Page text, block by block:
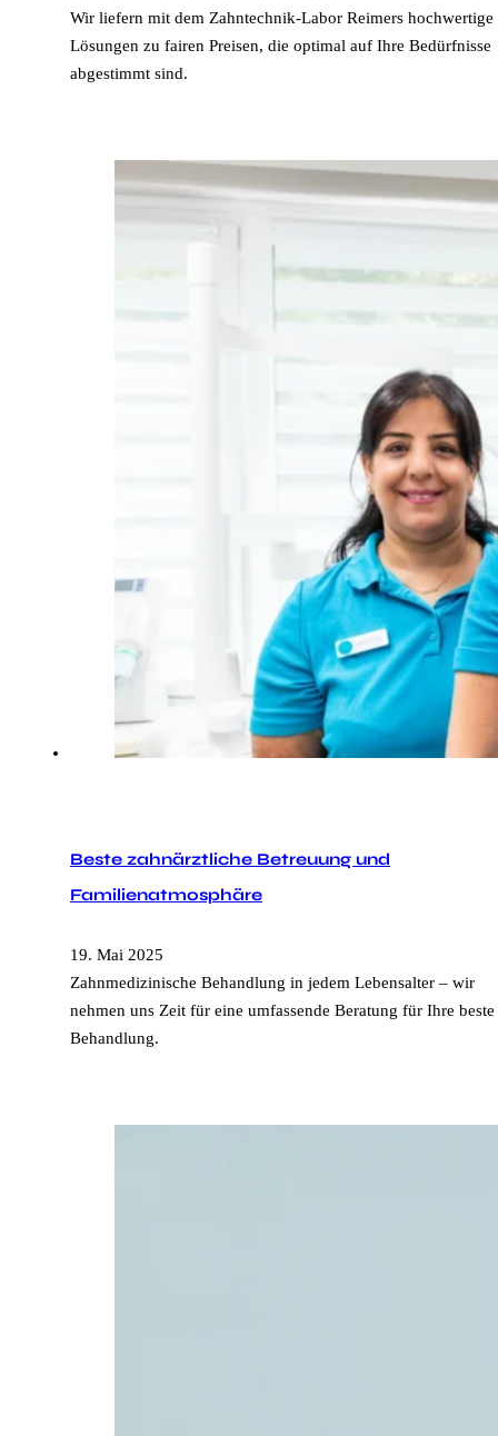
Wir liefern mit dem Zahntechnik-Labor Reimers hochwertige
Lösungen zu fairen Preisen, die optimal auf Ihre Bedürfnisse
abgestimmt sind.
Beste zahnärztliche Betreuung und
Familienatmosphäre
19. Mai 2025
Zahnmedizinische Behandlung in jedem Lebensalter – wir
nehmen uns Zeit für eine umfassende Beratung für Ihre beste
Behandlung.